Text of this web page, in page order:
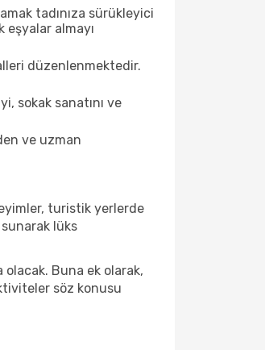
tadınıza sürükleyici
eşyalar almayı
düzenlenmektedir.
sokak sanatını ve
ve uzman
turistik yerlerde
lüks
Buna ek olarak,
söz konusu